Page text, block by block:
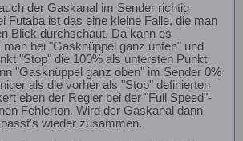
der Gaskanal im Sender richtig
Futaba ist das eine kleine Falle, die man
Blick durchschaut. Da kann es
bei "Gasknüppel ganz unten" und
"Stop" die 100% als untersten Punkt
"Gasknüppel ganz oben" im Sender 0%
als die vorher als "Stop" definierten
eben der Regler bei der "Full Speed"-
Fehlerton. Wird der Gaskanal dann
wieder zusammen.